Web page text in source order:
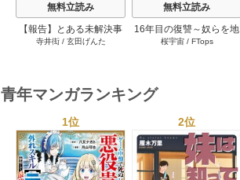
無料立読み
【報告】とある未解決事
件について 11巻
寺井衒/ 玄田げんた
無料立読み
16年目の復讐～奴らを地
獄に送るまで 22巻
桜宇宙/ FTops
青年マンガランキング
1位 2位